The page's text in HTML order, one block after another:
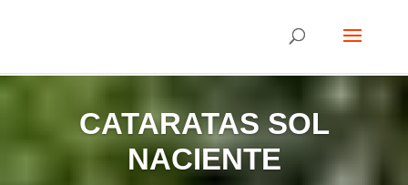
CATARATAS SOL
NACIENTE